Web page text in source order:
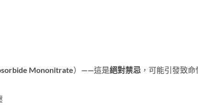
Mononitrate）——這是絕對禁忌，可能引發致命